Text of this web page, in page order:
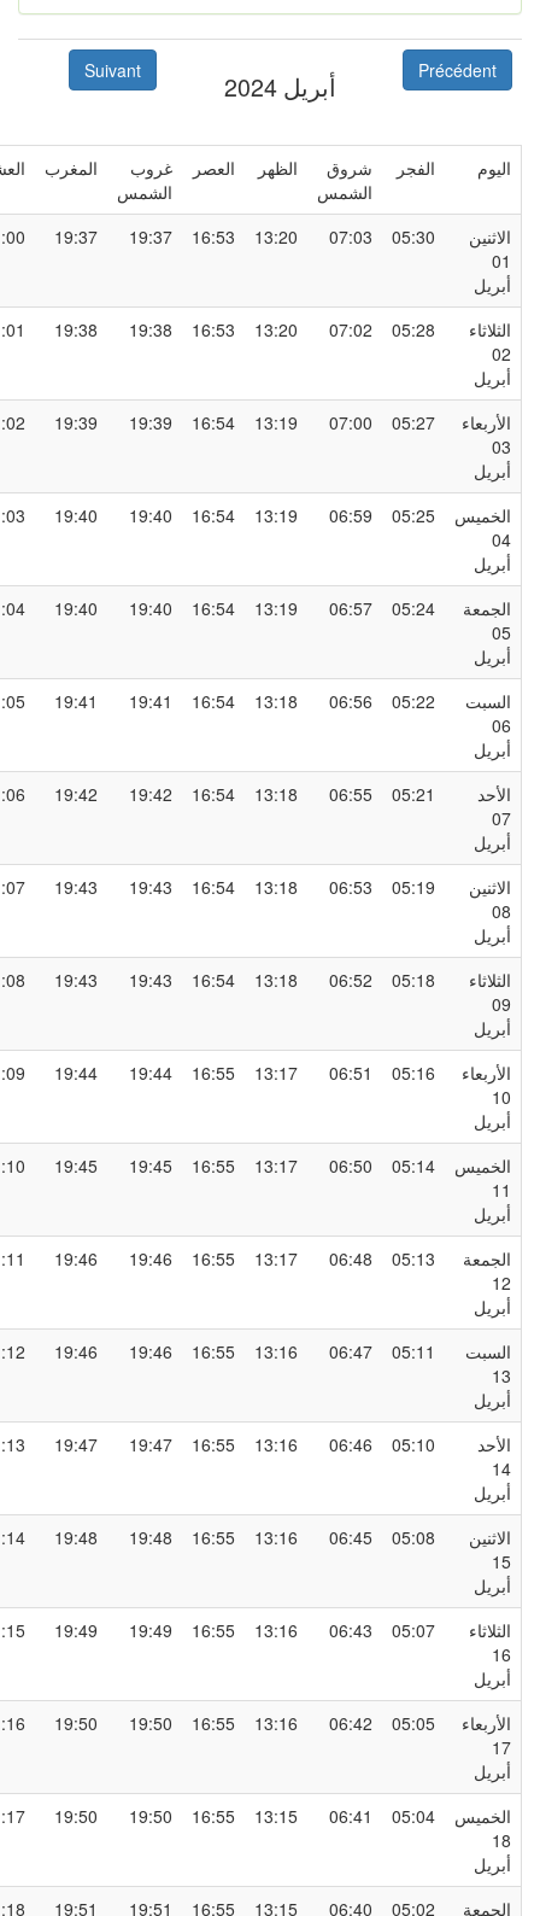
Précédent أبريل 2024 Suivant
الفجر
شروق
الشمس
الظهر العصر
غروب
الشمس
المغرب العشاء
05:30
07:03
13:20
16:53
19:37
19:37
21:00
05:28
07:02
13:20
16:53
19:38
19:38
21:01
05:27
07:00
13:19
16:54
19:39
19:39
21:02
05:25
06:59
13:19
16:54
19:40
19:40
21:03
05:24
06:57
13:19
16:54
19:40
19:40
21:04
05:22
06:56
13:18
16:54
19:41
19:41
21:05
05:21
06:55
13:18
16:54
19:42
19:42
21:06
05:19
06:53
13:18
16:54
19:43
19:43
21:07
05:18
06:52
13:18
16:54
19:43
19:43
21:08
05:16
06:51
13:17
16:55
19:44
19:44
21:09
05:14
06:50
13:17
16:55
19:45
19:45
21:10
05:13
06:48
13:17
16:55
19:46
19:46
21:11
05:11
06:47
13:16
16:55
19:46
19:46
21:12
05:10
06:46
13:16
16:55
19:47
19:47
21:13
05:08
06:45
13:16
16:55
19:48
19:48
21:14
05:07
06:43
13:16
16:55
19:49
19:49
21:15
05:05
06:42
13:16
16:55
19:50
19:50
21:16
05:04
06:41
13:15
16:55
19:50
19:50
21:17
05:02
06:40
13:15
16:55
19:51
19:51
21:18